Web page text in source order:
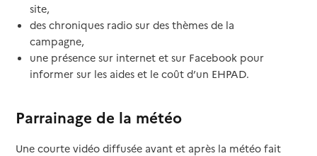
site,
des chroniques radio sur des thèmes de la
campagne,
une présence sur internet et sur Facebook pour
informer sur les aides et le coût d’un EHPAD.
Parrainage de la météo
Une courte vidéo diffusée avant et après la météo fait